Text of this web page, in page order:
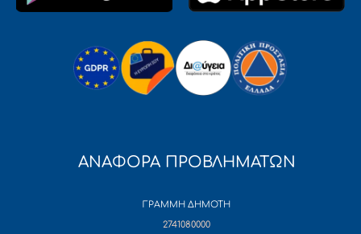
ΑΝΑΦΟΡΑ ΠΡΟΒΛΗΜΑΤΩΝ
ΓΡΑΜΜΗ ΔΗΜΟΤΗ
2741080000